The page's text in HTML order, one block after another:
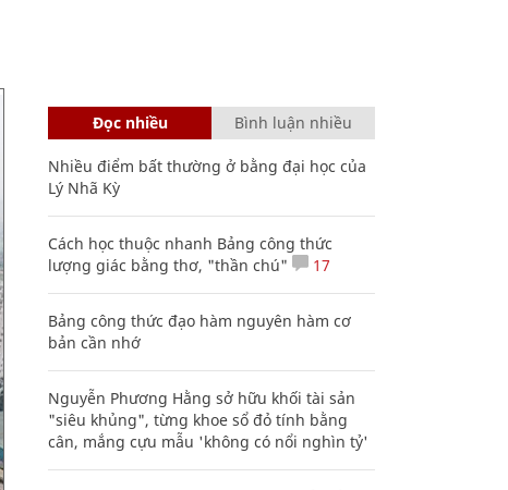
Đọc nhiều Bình luận nhiều
Nhiều điểm bất thường ở bằng đại học của
Lý Nhã Kỳ
Cách học thuộc nhanh Bảng công thức
lượng giác bằng thơ, "thần chú"
17
Bảng công thức đạo hàm nguyên hàm cơ
bản cần nhớ
Nguyễn Phương Hằng sở hữu khối tài sản
"siêu khủng", từng khoe sổ đỏ tính bằng
cân, mắng cựu mẫu 'không có nổi nghìn tỷ'